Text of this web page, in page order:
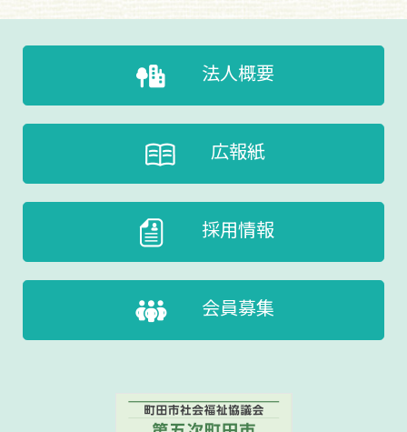
法人概要
広報紙
採用情報
会員募集